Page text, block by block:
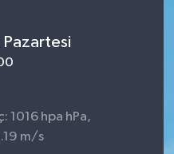
1016 hpa hPa,
m/s